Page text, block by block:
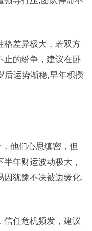
格差异极大，若双方
止的纷争，建议在卧
后运势渐稳,早年积攒
他们心思缜密，但
年财运波动极大，
因犹豫不决被边缘化,
信任危机频发，建议